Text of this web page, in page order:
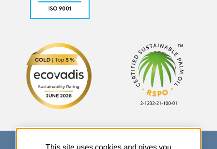
This site uses cookies and gives you